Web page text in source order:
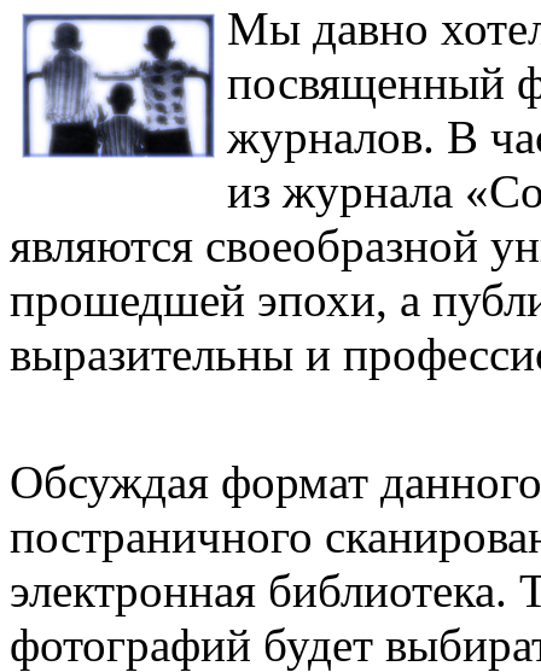
Мы давно
посвященный
журналов. В
из журнала
являются своеобразной
прошедшей эпохи, а
выразительны и
Обсуждая формат
постраничного
электронная
фотографий будет